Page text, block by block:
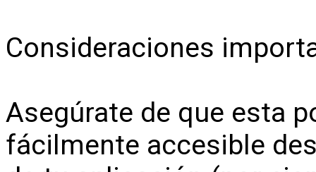
Consideraciones
Asegúrate de que esta
fácilmente accesible